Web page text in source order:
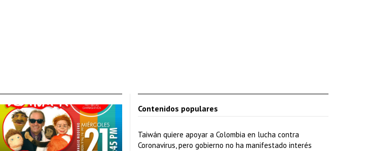
Contenidos populares
Taiwán quiere apoyar a Colombia en lucha contra
Coronavirus, pero gobierno no ha manifestado interés